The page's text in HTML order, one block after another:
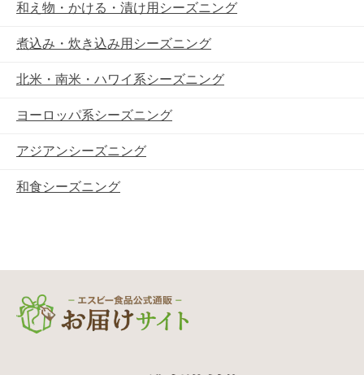
和え物・かける・漬け用シーズニング
煮込み・炊き込み用シーズニング
北米・南米・ハワイ系シーズニング
ヨーロッパ系シーズニング
アジアンシーズニング
和食シーズニング